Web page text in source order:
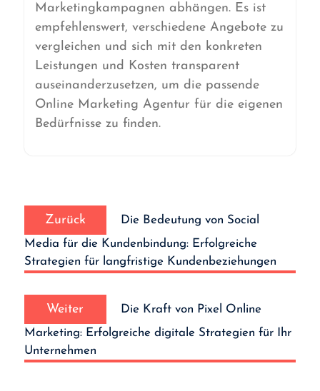
Marketingkampagnen abhängen. Es ist
empfehlenswert, verschiedene Angebote zu
vergleichen und sich mit den konkreten
Leistungen und Kosten transparent
auseinanderzusetzen, um die passende
Online Marketing Agentur für die eigenen
Bedürfnisse zu finden.
Navigation
Zurück
Vorheriger
Beitrag:
Die Bedeutung von Social
Media für die Kundenbindung: Erfolgreiche
Strategien für langfristige Kundenbeziehungen
Weiter
Nächster
Beitrag:
Die Kraft von Pixel Online
Marketing: Erfolgreiche digitale Strategien für Ihr
Unternehmen